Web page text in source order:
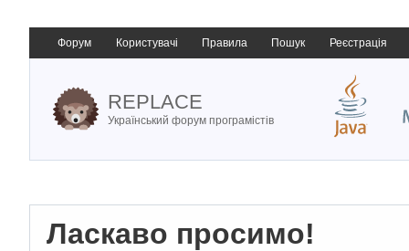
Форум Користувачі Правила Пошук Реєстрація
REPLACE
Український форум програмістів
Ласкаво просимо!